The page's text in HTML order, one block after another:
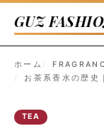
GUZ
ホーム
お茶系香水の歴史
TEA